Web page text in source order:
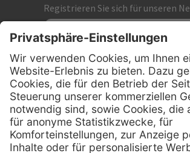
Registrieren Sie sich für unseren
Kontakt
MediQuick Arzt- und
Hans-Wunderlich-Straße 7
D-49078 Osnabrück
Telefon:0800 - 633 43 66